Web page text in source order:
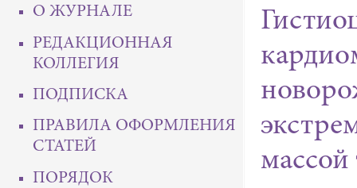
О ЖУРНАЛЕ
РЕДАКЦИОННАЯ
КОЛЛЕГИЯ
ПОДПИСКА
ПРАВИЛА ОФОРМЛЕНИЯ
СТАТЕЙ
ПОРЯДОК
массой